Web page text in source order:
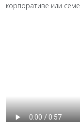
корпоративе или